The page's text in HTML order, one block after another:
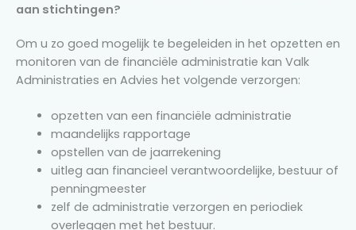
aan stichtingen?
Om u zo goed mogelijk te begeleiden in het opzetten en
monitoren van de financiële administratie kan Valk
Administraties en Advies het volgende verzorgen:
opzetten van een financiële administratie
maandelijks rapportage
opstellen van de jaarrekening
uitleg aan financieel verantwoordelijke, bestuur of
penningmeester
zelf de administratie verzorgen en periodiek
overleggen met het bestuur.